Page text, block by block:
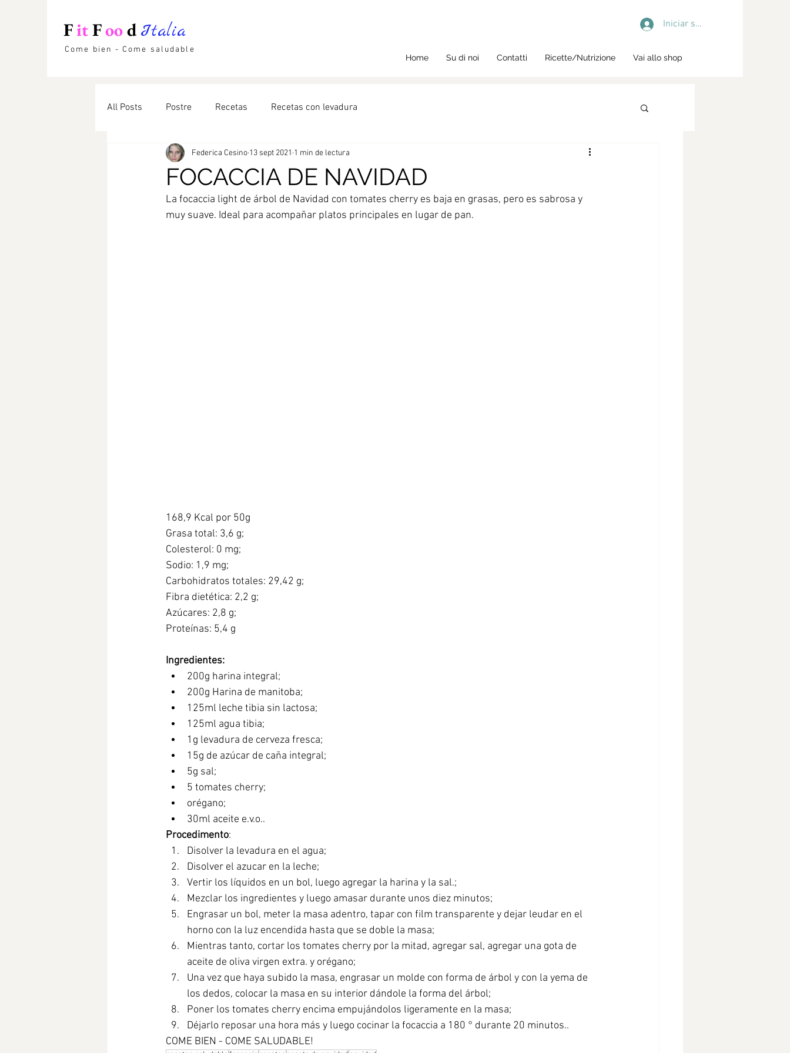
FitFoodItalia
Come bien - Come saludable
Iniciar sesión
Home Su di noi Contatti Ricette/Nutrizione Vai allo shop
All Posts Postre Recetas Recetas con levadura
FOCACCIA DE NAVIDAD
Federica Cesino 13 sept 2021 1 min de lectura
La focaccia light de árbol de Navidad con tomates cherry es baja en grasas, pero es sabrosa y
muy suave. Ideal para acompañar platos principales en lugar de pan.
168,9 Kcal por 50g
Grasa total: 3,6 g;
Colesterol: 0 mg;
Sodio: 1,9 mg;
Carbohidratos totales: 29,42 g;
Fibra dietética: 2,2 g;
Azúcares: 2,8 g;
Proteínas: 5,4 g
Ingredientes:
200g harina integral;
200g Harina de manitoba;
125ml leche tibia sin lactosa;
125ml agua tibia;
1g levadura de cerveza fresca;
15g de azúcar de caña integral;
5g sal;
5 tomates cherry;
orégano;
30ml aceite e.v.o..
Procedimento:
Disolver la levadura en el agua;
Disolver el azucar en la leche;
Vertir los líquidos en un bol, luego agregar la harina y la sal.;
Mezclar los ingredientes y luego amasar durante unos diez minutos;
Engrasar un bol, meter la masa adentro, tapar con film transparente y dejar leudar en el
horno con la luz encendida hasta que se doble la masa;
Mientras tanto, cortar los tomates cherry por la mitad, agregar sal, agregar una gota de
aceite de oliva virgen extra. y orégano;
Una vez que haya subido la masa, engrasar un molde con forma de árbol y con la yema de
los dedos, colocar la masa en su interior dándole la forma del árbol;
Poner los tomates cherry encima empujándolos ligeramente en la masa;
Déjarlo reposar una hora más y luego cocinar la focaccia a 180 ° durante 20 minutos..
COME BIEN - COME SALUDABLE!